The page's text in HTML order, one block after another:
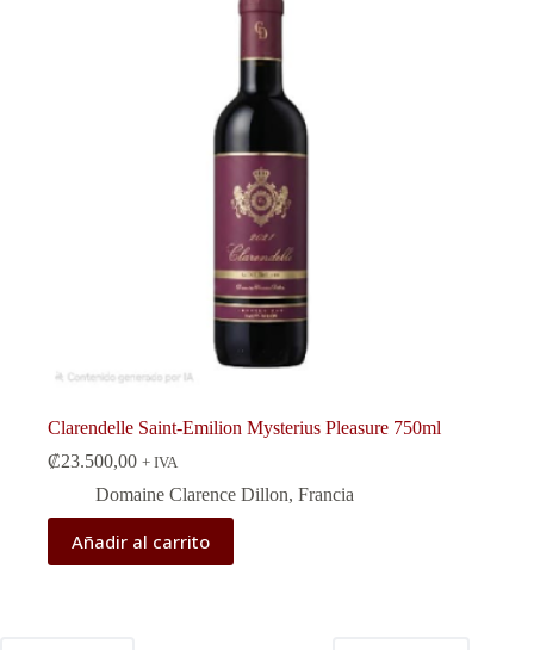
Clarendelle Saint-Emilion Mysterius Pleasure 750ml
₡23.500,00 + IVA
Domaine Clarence Dillon, Francia
Añadir al carrito